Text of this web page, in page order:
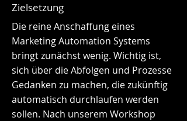
Zielsetzung
Die reine Anschaffung eines
Marketing Automation Systems
bringt zunächst wenig. Wichtig ist,
sich über die Abfolgen und Prozesse
Gedanken zu machen, die zukünftig
automatisch durchlaufen werden
sollen. Nach unserem Workshop